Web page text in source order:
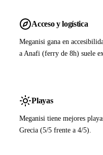
Acceso y logística
Meganisi gana en
a Anafi (ferry de 8h) suele
Playas
Meganisi tiene mejores
Grecia (5/5 frente a 4/5).